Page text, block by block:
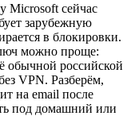
Microsoft сейчас
зарубежную
в блокировки.
можно проще:
обычной российской
VPN. Разберём,
на email после
под домашний или